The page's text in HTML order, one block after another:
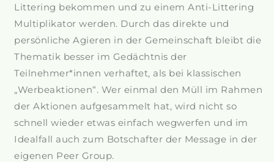
Littering bekommen und zu einem Anti-Littering
Multiplikator werden. Durch das direkte und
persönliche Agieren in der Gemeinschaft bleibt die
Thematik besser im Gedächtnis der
Teilnehmer*innen verhaftet, als bei klassischen
„Werbeaktionen“. Wer einmal den Müll im Rahmen
der Aktionen aufgesammelt hat, wird nicht so
schnell wieder etwas einfach wegwerfen und im
Idealfall auch zum Botschafter der Message in der
eigenen Peer Group.